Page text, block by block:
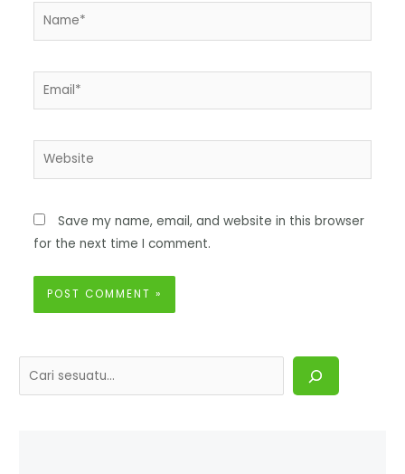
Save my name, email, and website in this browser
for the next time I comment.